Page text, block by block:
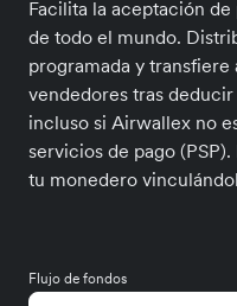
Facilita la aceptación
de todo el mundo.
programada y transfiere
vendedores tras
incluso si Airwallex no
servicios de pago
tu monedero
Flujo de fondos